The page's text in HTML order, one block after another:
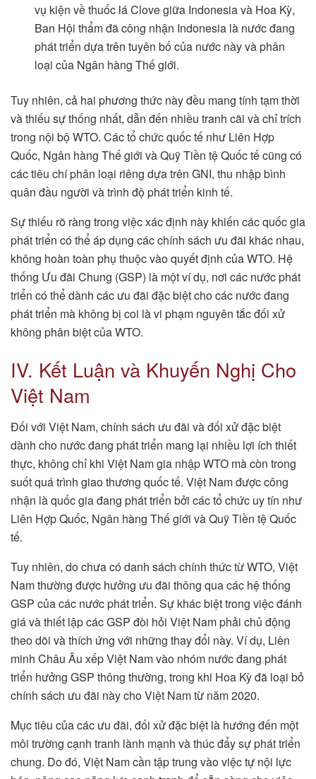
vụ kiện về thuốc lá Clove giữa Indonesia và Hoa Kỳ,
Ban Hội thẩm đã công nhận Indonesia là nước đang
phát triển dựa trên tuyên bố của nước này và phân
loại của Ngân hàng Thế giới.
Tuy nhiên, cả hai phương thức này đều mang tính tạm thời
và thiếu sự thống nhất, dẫn đến nhiều tranh cãi và chỉ trích
trong nội bộ WTO. Các tổ chức quốc tế như Liên Hợp
Quốc, Ngân hàng Thế giới và Quỹ Tiền tệ Quốc tế cũng có
các tiêu chí phân loại riêng dựa trên GNI, thu nhập bình
quân đầu người và trình độ phát triển kinh tế.
Sự thiếu rõ ràng trong việc xác định này khiến các quốc gia
phát triển có thể áp dụng các chính sách ưu đãi khác nhau,
không hoàn toàn phụ thuộc vào quyết định của WTO. Hệ
thống Ưu đãi Chung (GSP) là một ví dụ, nơi các nước phát
triển có thể dành các ưu đãi đặc biệt cho các nước đang
phát triển mà không bị coi là vi phạm nguyên tắc đối xử
không phân biệt của WTO.
IV. Kết Luận và Khuyến Nghị Cho
Việt Nam
Đối với Việt Nam, chính sách ưu đãi và đối xử đặc biệt
dành cho nước đang phát triển mang lại nhiều lợi ích thiết
thực, không chỉ khi Việt Nam gia nhập WTO mà còn trong
suốt quá trình giao thương quốc tế. Việt Nam được công
nhận là quốc gia đang phát triển bởi các tổ chức uy tín như
Liên Hợp Quốc, Ngân hàng Thế giới và Quỹ Tiền tệ Quốc
tế.
Tuy nhiên, do chưa có danh sách chính thức từ WTO, Việt
Nam thường được hưởng ưu đãi thông qua các hệ thống
GSP của các nước phát triển. Sự khác biệt trong việc đánh
giá và thiết lập các GSP đòi hỏi Việt Nam phải chủ động
theo dõi và thích ứng với những thay đổi này. Ví dụ, Liên
minh Châu Âu xếp Việt Nam vào nhóm nước đang phát
triển hưởng GSP thông thường, trong khi Hoa Kỳ đã loại bỏ
chính sách ưu đãi này cho Việt Nam từ năm 2020.
Mục tiêu của các ưu đãi, đối xử đặc biệt là hướng đến một
môi trường cạnh tranh lành mạnh và thúc đẩy sự phát triển
chung. Do đó, Việt Nam cần tập trung vào việc tự nội lực